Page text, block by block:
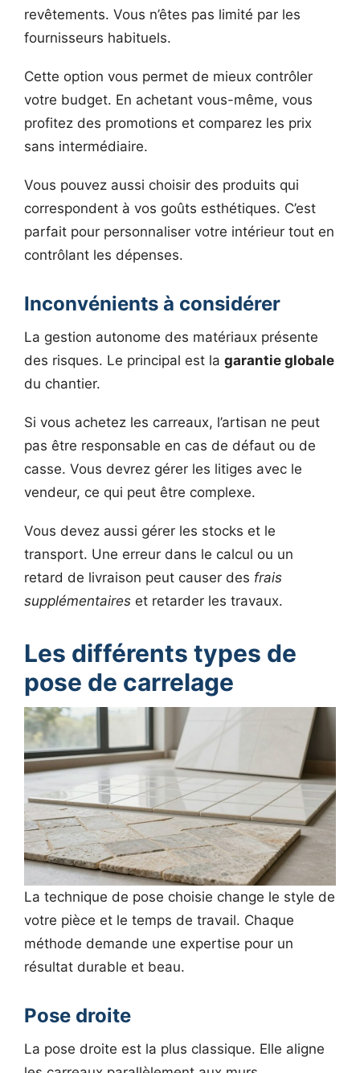
revêtements. Vous n’êtes pas limité par les
fournisseurs habituels.
Cette option vous permet de mieux contrôler
votre budget. En achetant vous-même, vous
profitez des promotions et comparez les prix
sans intermédiaire.
Vous pouvez aussi choisir des produits qui
correspondent à vos goûts esthétiques. C’est
parfait pour personnaliser votre intérieur tout en
contrôlant les dépenses.
Inconvénients à considérer
La gestion autonome des matériaux présente
des risques. Le principal est la garantie globale
du chantier.
Si vous achetez les carreaux, l’artisan ne peut
pas être responsable en cas de défaut ou de
casse. Vous devrez gérer les litiges avec le
vendeur, ce qui peut être complexe.
Vous devez aussi gérer les stocks et le
transport. Une erreur dans le calcul ou un
retard de livraison peut causer des frais
supplémentaires et retarder les travaux.
Les différents types de
pose de carrelage
La technique de pose choisie change le style de
votre pièce et le temps de travail. Chaque
méthode demande une expertise pour un
résultat durable et beau.
Pose droite
La pose droite est la plus classique. Elle aligne